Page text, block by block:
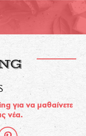
για να μαθαίνετε
νέα.